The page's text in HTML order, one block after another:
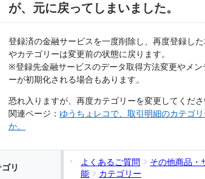
が、元に戻ってしまいました。
登録済の金融サービスを一度削除し、再度登録し
やカテゴリーは変更前の状態に戻ります。
※登録先金融サービスのデータ取得方法変更やメ
ーが初期化される場合もあります。
恐れ入りますが、再度カテゴリーを変更してくだ
関連ページ： ゆうちょレコで、取引明細のカテゴ
か。
リ
よくあるご質問
その他商品・
能
カテゴリー